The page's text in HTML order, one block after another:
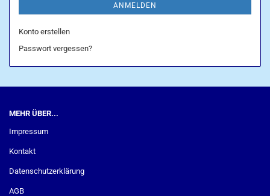
ANMELDEN
Konto erstellen
Passwort vergessen?
MEHR ÜBER...
Impressum
Kontakt
Datenschutzerklärung
AGB